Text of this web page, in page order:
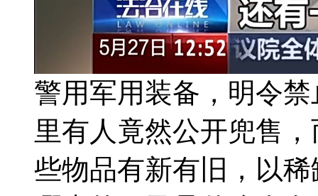
警用军用装备，明令
里有人竟然公开兜售
些物品有新有旧，以